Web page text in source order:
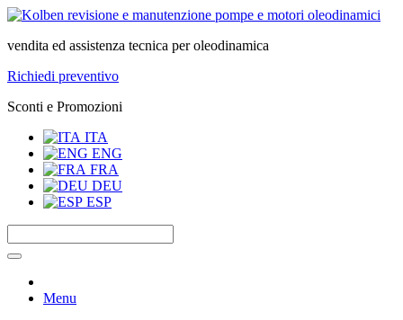
vendita ed assistenza tecnica per oleodinamica
Richiedi preventivo
Sconti e Promozioni
ITA
ENG
FRA
DEU
ESP
Menu